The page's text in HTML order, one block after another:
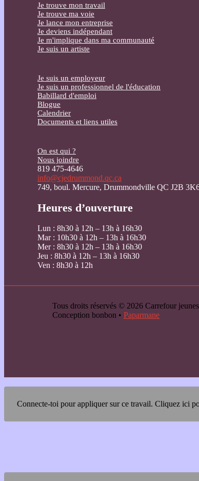
Je trouve mon travail
Je trouve ma voie
Je lance mon entreprise
Je deviens indépendant
Je m'implique dans ma communauté
Je suis un artiste
Je suis un employeur
Je suis un professionnel de l'éducation
Babillard d'emploi
Blogue
Calendrier
Documents et liens utiles
On est qui ?
Nous joindre
819 475-4646
info@cjedrummond.qc.ca
749, boul. Mercure, Drummondville QC J2B
Heures d’ouverture
Lun : 8h30 à 12h – 13h à 16h30
Mar : 10h30 à 12h – 13h à 16h30
Mer : 8h30 à 12h – 13h à 16h30
Jeu : 8h30 à 12h – 13h à 16h30
Ven : 8h30 à 12h
Tous droits réservés © 2026 Carrefour
Conception bonbon • Paparmane
Connecte-toi pour appliquer sur ce travail. Cliquez ici